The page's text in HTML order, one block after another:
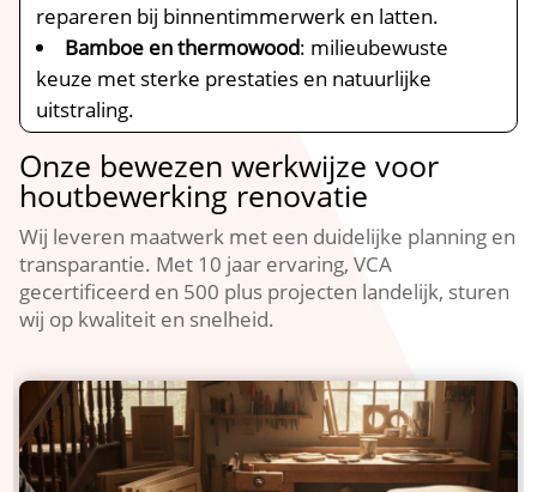
repareren bij binnentimmerwerk en latten.​
Bamboe en thermowood: milieubewuste
keuze met sterke prestaties en natuurlijke
uitstraling.​
Onze bewezen werkwijze voor
houtbewerking renovatie
Wij leveren maatwerk met een duidelijke planning en
transparantie.​ Met 10 jaar ervaring, VCA
gecertificeerd en 500 plus projecten landelijk, sturen
wij op kwaliteit en snelheid.​